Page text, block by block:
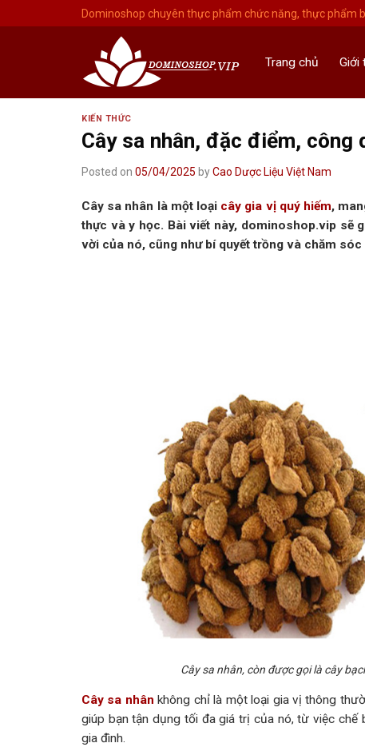
to
Dominoshop chuyên thực phẩm chức năng, thực phẩm
Trang chủ Giới
KIẾN THỨC
Cây sa nhân, đặc điểm, công
Posted on 05/04/2025 byCao Dược Liệu Việt Nam
Cây sa nhân là một loại cây gia vị quý hiếm,
thực và y học. Bài viết này, dominoshop.vip sẽ
vời của nó, cũng như bí quyết trồng và chăm sóc
Cây sa nhân, còn được gọi là cây
Cây sa nhân không chỉ là một loại gia vị thông
giúp bạn tận dụng tối đa giá trị của nó, từ việc
gia đình.